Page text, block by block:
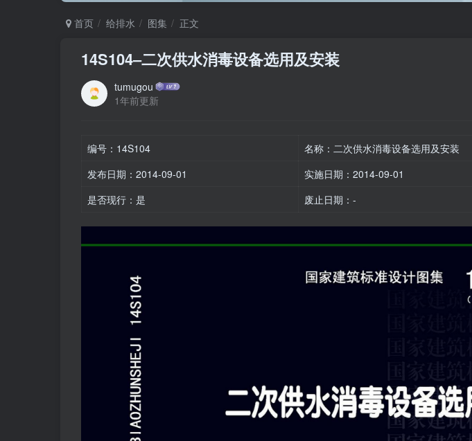
首页 给排水 图集 正文
14S104–二次供水消毒设备选用及安装
tumugou
1年前更新
编号：14S104
名称：二次供水消毒设备选用及安装
发布日期：2014-09-01
实施日期：2014-09-01
是否现行：是
废止日期：-